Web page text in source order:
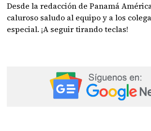
Desde la redacción de Panamá
caluroso saludo al equipo y a los
especial. ¡A seguir tirando teclas!